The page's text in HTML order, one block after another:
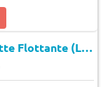
Camping La Motte Flottante (La Freissinouse à 7 km)